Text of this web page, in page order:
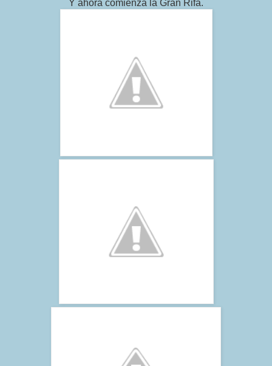
Y ahora comienza la Gran Rifa.